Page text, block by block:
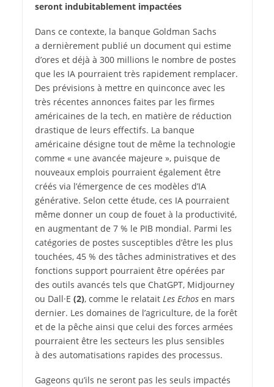
seront indubitablement impactées
Dans ce contexte, la banque Goldman Sachs
a dernièrement publié un document qui estime
d’ores et déjà à 300 millions le nombre de postes
que les IA pourraient très rapidement remplacer.
Des prévisions à mettre en quinconce avec les
très récentes annonces faites par les firmes
américaines de la tech, en matière de réduction
drastique de leurs effectifs. La banque
américaine désigne tout de même la technologie
comme « une avancée majeure », puisque de
nouveaux emplois pourraient également être
créés via l’émergence de ces modèles d’IA
générative. Selon cette étude, ces IA pourraient
même donner un coup de fouet à la productivité,
en augmentant de 7 % le PIB mondial. Parmi les
catégories de postes susceptibles d’être les plus
touchées, 45 % des tâches administratives et des
fonctions support pourraient être opérées par
des outils avancés tels que ChatGPT, Midjourney
ou Dall·E (2), comme le relatait Les Echosen mars
dernier. Les domaines de l’agriculture, de la forêt
et de la pêche ainsi que celui des forces armées
pourraient être les secteurs les plus sensibles
à des automatisations rapides des processus.
Gageons qu’ils ne seront pas les seuls impactés